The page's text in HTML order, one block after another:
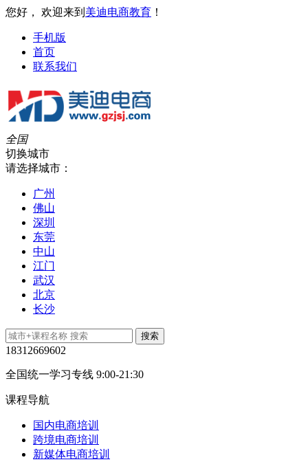
您好， 欢迎来到 美迪电商教育 ！
手机版
首页
联系我们
全国
切换城市
请选择城市：
广州
佛山
深圳
东莞
中山
江门
武汉
北京
长沙
18312669602
全国统一学习专线 9:00-21:30
课程导航
国内电商培训
跨境电商培训
新媒体电商培训